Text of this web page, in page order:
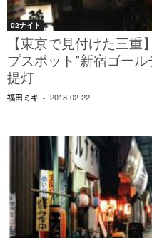
02ナイト
【東京で見付けた三
プスポット”新宿ゴー
提灯
福田ミキ - 2018-02-22